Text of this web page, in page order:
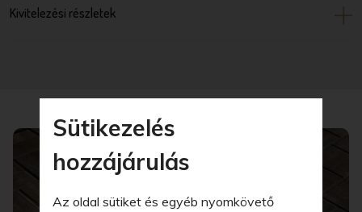
Kivitelezési részletek
Sütikezelés
hozzájárulás
Az oldal sütiket és egyéb nyomkövető